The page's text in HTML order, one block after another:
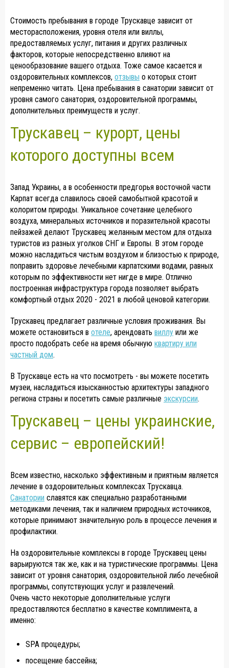
Стоимость пребывания в городе Трускавце зависит от
месторасположения, уровня отеля или виллы,
предоставляемых услуг, питания и других различных
факторов, которые непосредственно влияют на
ценообразование вашего отдыха. Тоже самое касается и
оздоровительных комплексов, отзывы о которых стоит
непременно читать. Цена пребывания в санатории зависит от
уровня самого санатория, оздоровительной программы,
дополнительных преимуществ и услуг.
Трускавец – курорт, цены
которого доступны всем
Запад Украины, а в особенности предгорья восточной части
Карпат всегда славилось своей самобытной красотой и
колоритом природы. Уникальное сочетание целебного
воздуха, минеральных источников и поразительной красоты
пейзажей делают Трускавец желанным местом для отдыха
туристов из разных уголков СНГ и Европы. В этом городе
можно насладиться чистым воздухом и близостью к природе,
поправить здоровье лечебными карпатскими водами, равных
которым по эффективности нет нигде в мире. Отлично
построенная инфраструктура города позволяет выбрать
комфортный отдых 2020 - 2021 в любой ценовой категории.
Трускавец предлагает различные условия проживания. Вы
можете остановиться в отеле, арендовать виллу или же
просто подобрать себе на время обычную квартиру или
частный дом.
В Трускавце есть на что посмотреть - вы можете посетить
музеи, насладиться изысканностью архитектуры западного
региона страны и посетить самые различные экскурсии.
Трускавец – цены украинские,
сервис – европейский!
Всем известно, насколько эффективным и приятным является
лечение в оздоровительных комплексах Трускавца.
Санатории славятся как специально разработанными
методиками лечения, так и наличием природных источников,
которые принимают значительную роль в процессе лечения и
профилактики.
На оздоровительные комплексы в городе Трускавец цены
варьируются так же, как и на туристические программы. Цена
зависит от уровня санатория, оздоровительной либо лечебной
программы, сопутствующих услуг и развлечений.
Очень часто некоторые дополнительные услуги
предоставляются бесплатно в качестве комплимента, а
именно:
SPA процедуры;
посещение бассейна;